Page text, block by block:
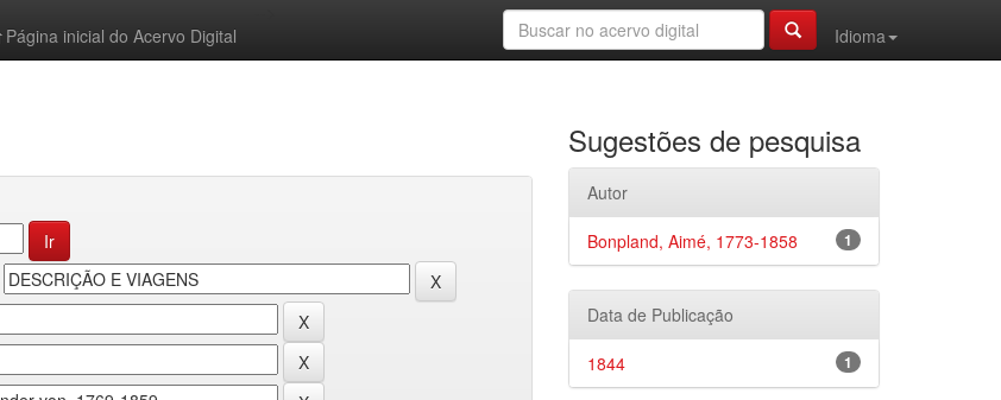
Página inicial do Acervo Digital
Idioma
Sugestões de pesquisa
Autor
1
Bonpland, Aimé, 1773-1858
Data de Publicação
1
1844